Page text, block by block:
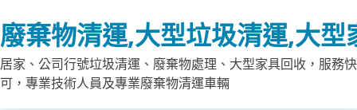
to
content
廢棄物清運,大型垃圾清運,大
居家、公司行號垃圾清運、廢棄物處理、大型家具回收，服務
可，專業技術人員及專業廢棄物清運車輛